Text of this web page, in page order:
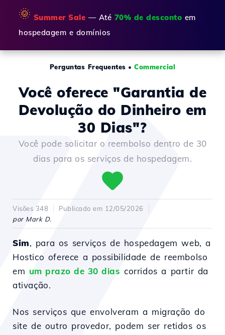
🌞 Summer Sale — Até 70% de desconto em
hospedagem e domínios
Perguntas Frequentes •Commercial
Você oferece "Garantia de
Devolução do Dinheiro em
30 Dias"?
Você pode solicitar o reembolso dentro de 30
dias para os serviços de hospedagem.
Visões 348
Publicado em 12/05/2026
por Mark D.
Sim, para os serviços de hospedagem web, a
Hostico oferece a possibilidade de reembolso
em um prazo de 30 dias corridos a partir da
ativação.
Nos serviços que envolveram a migração do
site de outro provedor, podem ser retidos os